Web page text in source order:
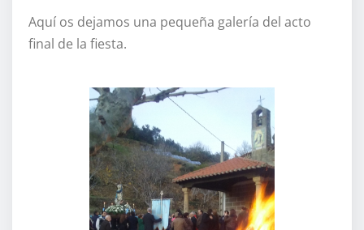
Aquí os dejamos una pequeña galería del acto
final de la fiesta.